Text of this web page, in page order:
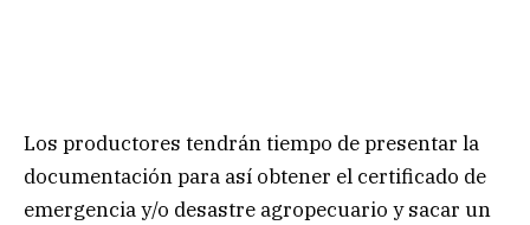
Los productores tendrán tiempo de presentar la
documentación para así obtener el certificado de
emergencia y/o desastre agropecuario y sacar un